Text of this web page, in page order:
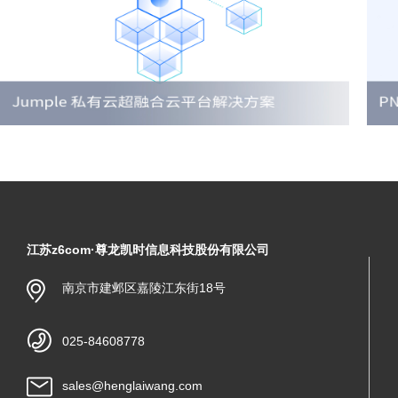
江苏z6com·尊龙凯时信息科技股份有限公司
南京市建邺区嘉陵江东街18号
025-84608778
sales@henglaiwang.com